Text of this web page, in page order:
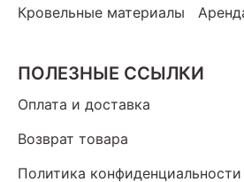
Кровельные материалы
ПОЛЕЗНЫЕ ССЫЛКИ
Оплата и доставка
Возврат товара
Политика конфиденциальности